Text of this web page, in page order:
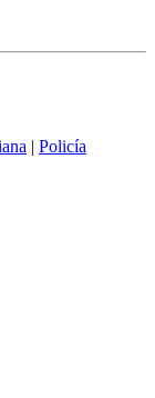
| Policía